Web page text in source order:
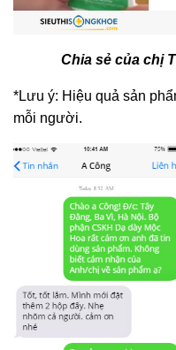
Chia sẻ của chị
*Lưu ý: Hiệu quả sản
mỗi người.